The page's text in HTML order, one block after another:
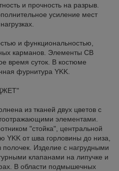
и прочность на разрыв.
усиление мест
и функциональностью,
карманов. Элементы СВ
время суток. В костюме
фурнитура YKK.
из тканей двух цветов с
элементами.
"стойка", центральной
YKK от шва горловины до низа,
Изделие с нагрудными
клапанами на липучке и
В области подмышечных